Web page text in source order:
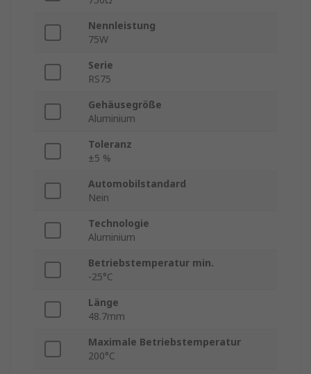
Nennleistung
75W
Serie
RS75
Gehäusegröße
Aluminium
Toleranz
±5 %
Automobilstandard
Nein
Technologie
Aluminium
Betriebstemperatur min.
-25°C
Länge
48.7mm
Maximale Betriebstemperatur
200°C